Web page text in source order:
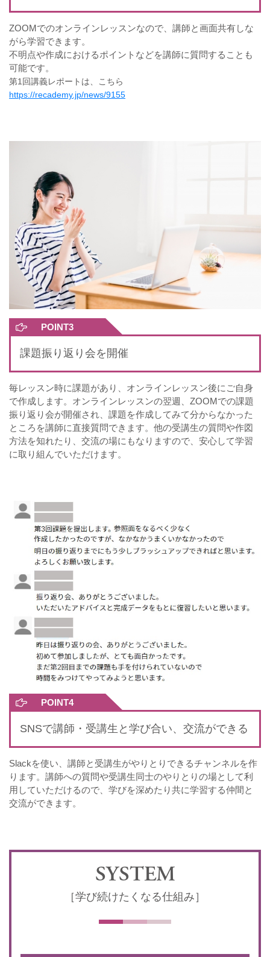
ZOOMでのオンラインレッスンなので、講師と画面共有しな
がら学習できます。
不明点や作成におけるポイントなどを講師に質問することも
可能です。
第1回講義レポートは、こちら
https://recademy.jp/news/9155
POINT3
課題振り返り会を開催
毎レッスン時に課題があり、オンラインレッスン後にご自身
で作成します。オンラインレッスンの翌週、ZOOMでの課題
振り返り会が開催され、課題を作成してみて分からなかった
ところを講師に直接質問できます。他の受講生の質問や作図
方法を知れたり、交流の場にもなりますので、安心して学習
に取り組んでいただけます。
POINT4
SNSで講師・受講生と学び合い、交流ができる
Slackを使い、講師と受講生がやりとりできるチャンネルを作
ります。講師への質問や受講生同士のやりとりの場として利
用していただけるので、学びを深めたり共に学習する仲間と
交流ができます。
SYSTEM
［学び続けたくなる仕組み］